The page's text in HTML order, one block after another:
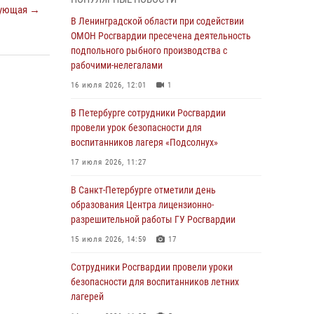
→
В Красносельском районе наряд Росгвардии
задержал правонарушителя, угрожавшего 17-
летнему подростку травматическим оружием
06 августа 2026, 13:39
оперативно задержали хулигана,
стрелявшего из пускового устройства рядом
с жилыми домами
06 августа 2026, 11:36
Сотрудники и военнослужащие Росгвардии
обеспечили правопорядок при проведении
матча "Зенит" - "Балтика"
06 августа 2026, 07:30 10
В Выборгском районе наряд Росгвардии
обнаружил разыскиваемый преступный
автотранспорт
В Ленинградской области при содействии
ОМОН Росгвардии пресечена деятельность
подпольного рыбного производства с
рабочими-нелегалами
16 июля 2026, 12:01 1
В Петербурге сотрудники Росгвардии
провели урок безопасности для
воспитанников лагеря «Подсолнух»
17 июля 2026, 11:27
В Санкт-Петербурге отметили день
образования Центра лицензионно-
разрешительной работы ГУ Росгвардии
15 июля 2026, 14:59 17
Сотрудники Росгвардии провели уроки
безопасности для воспитанников летних
лагерей